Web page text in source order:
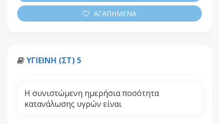
ΑΓΑΠΗΜΕΝΑ
ΥΓΙΕΙΝΗ (ΣΤ) 5
Η συνιστώμενη ημερήσια ποσότητα
κατανάλωσης υγρών είναι